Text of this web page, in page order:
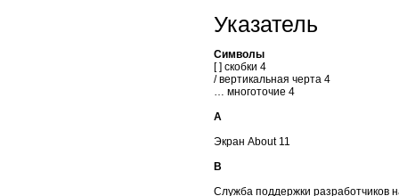
Указатель
Символы
[ ] скобки 4
/ вертикальная черта 4
… многоточие 4
A
Экран About 11
B
Служба поддержки разработчиков